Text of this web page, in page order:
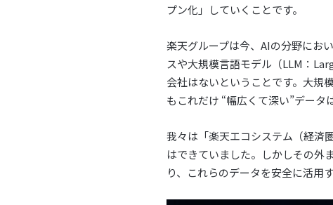
プン化」していくことです。
楽天グループは今、AIの分野にお
スや大規模言語モデル（LLM：
会社はないということです。大規
もこれだけ “幅広くて深い”データ
我々は「楽天エコシステム（経済
はできていました。しかしその外
り、これらのデータを安全に活用